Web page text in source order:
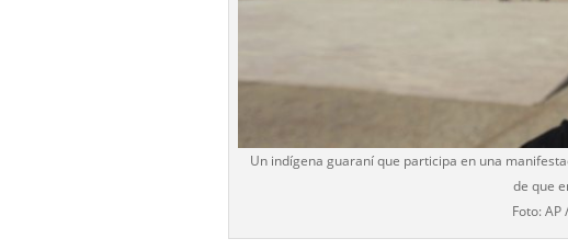
Un indígena guaraní que participa en una
de que
Foto: AP